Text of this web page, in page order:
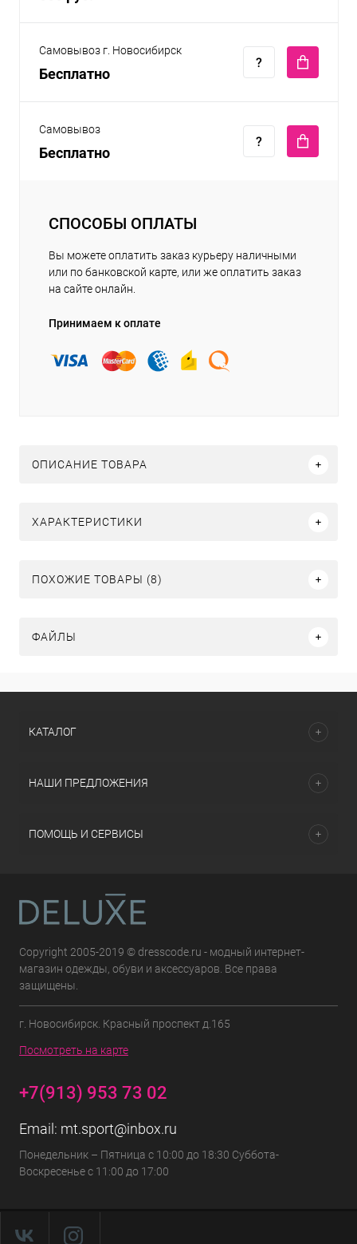
Самовывоз г. Новосибирск
Бесплатно
Самовывоз
Бесплатно
СПОСОБЫ ОПЛАТЫ
Вы можете оплатить заказ курьеру наличными
или по банковской карте, или же оплатить заказ
на сайте онлайн.
Принимаем к оплате
ОПИСАНИЕ ТОВАРА
ХАРАКТЕРИСТИКИ
ПОХОЖИЕ ТОВАРЫ (8)
ФАЙЛЫ
КАТАЛОГ
НАШИ ПРЕДЛОЖЕНИЯ
ПОМОЩЬ И СЕРВИСЫ
Copyright 2005-2019 © dresscode.ru - модный интернет-
магазин одежды, обуви и аксессуаров. Все права
защищены.
г. Новосибирск. Красный проспект д.165
Посмотреть на карте
+7(913) 953 73 02
Email: mt.sport@inbox.ru
Понедельник – Пятница с 10:00 до 18:30 Суббота-
Воскресенье с 11:00 до 17:00